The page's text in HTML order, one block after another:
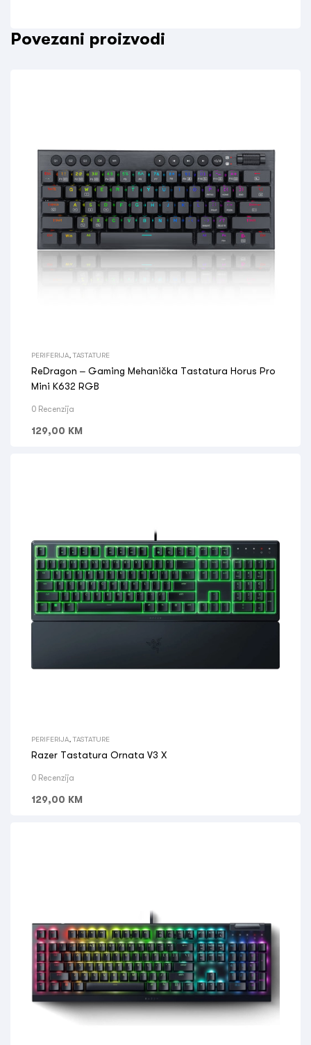
Povezani proizvodi
PERIFERIJA TASTATURE
ReDragon – Gaming Mehanička Tastatura Horus Pro
Mini K632 RGB
0 Recenzija
129,00 KM
PERIFERIJA TASTATURE
Razer Tastatura Ornata V3 X
0 Recenzija
129,00 KM